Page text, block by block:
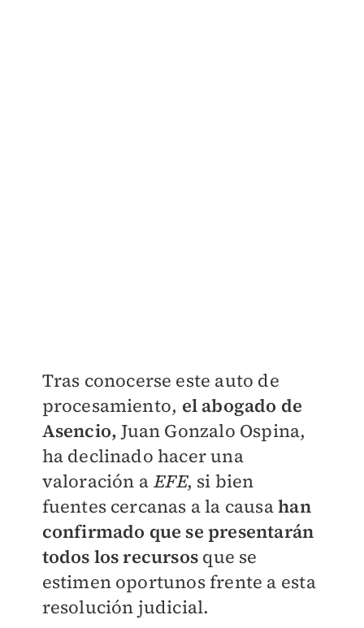
Tras conocerse este auto de
procesamiento, el abogado de
Asencio, Juan Gonzalo Ospina,
ha declinado hacer una
valoración a EFE, si bien
fuentes cercanas a la causahan
confirmado que se presentarán
todos los recursos que se
estimen oportunos frente a esta
resolución judicial.